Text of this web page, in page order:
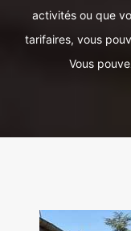
activités ou que
tarifaires, vous
Vous